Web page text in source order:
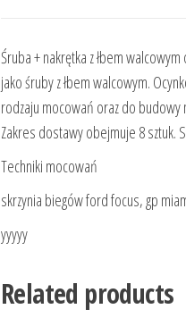
Śruba + nakrętka z łbem
jako śruby z łbem walcowym.
rodzaju mocowań oraz do budowy
Zakres dostawy obejmuje 8 sztuk.
Techniki mocowań
skrzynia biegów ford focus, gp
yyyyy
Related products